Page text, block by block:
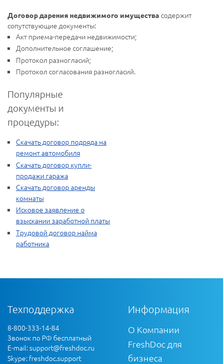
Договор дарения недвижимого имущества содержит
сопутствующие документы:
Акт приема-передачи недвижимости;
Дополнительное соглашение;
Протокол разногласий;
Протокол согласования разногласий.
Популярные
документы и
процедуры:
Скачать договор подряда на
ремонт автомобиля
Скачать договор купли-
продажи гаража
Скачать договор аренды
комнаты
Исковое заявление о
взыскании заработной платы
Трудовой договор найма
работника
Техподдержка
8-800-333-14-84
Звонок по РФ бесплатный
E-mail:support@freshdoc.ru
Skype: freshdoc.support
Информация
О Компании
FreshDoc для
бизнеса